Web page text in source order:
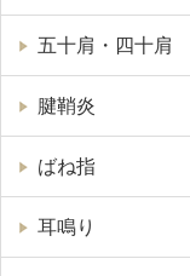
五十肩・四十肩
腱鞘炎
ばね指
耳鳴り